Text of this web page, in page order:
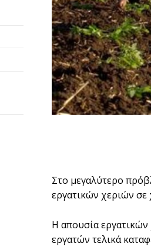
Στο µεγαλύτερο
εργατικών χεριών
Η απουσία εργατικών
εργατών τελικά